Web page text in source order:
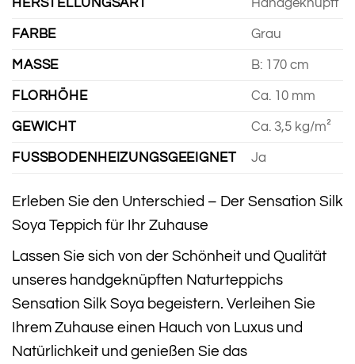
HERSTELLUNGSART Handgeknüpft
FARBE Grau
MASSE B: 170 cm
FLORHÖHE Ca. 10 mm
GEWICHT Ca. 3,5 kg/m²
FUSSBODENHEIZUNGSGEEIGNET Ja
Erleben Sie den Unterschied – Der Sensation Silk
Soya Teppich für Ihr Zuhause
Lassen Sie sich von der Schönheit und Qualität
unseres handgeknüpften Naturteppichs
Sensation Silk Soya begeistern. Verleihen Sie
Ihrem Zuhause einen Hauch von Luxus und
Natürlichkeit und genießen Sie das